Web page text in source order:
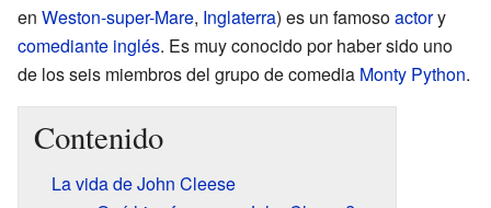
en Weston-super-Mare, Inglaterra) es un famosoactory
comediante inglés. Es muy conocido por haber sido uno
de los seis miembros del grupo de comedia Monty Python.
Contenido
La vida de John Cleese